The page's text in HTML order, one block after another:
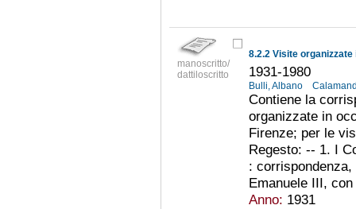
manoscritto/
dattiloscritto
8.2.2 Visite
1931-1980
Bulli, Albano
Contiene la
organizzate in
Firenze; per le
Regesto: -- 1. I
:
Emanuele III,
Anno: 1931